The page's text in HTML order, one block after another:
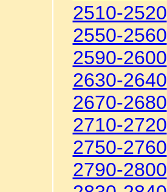
2510-2520
2550-2560
2590-2600
2630-2640
2670-2680
2710-2720
2750-2760
2790-2800